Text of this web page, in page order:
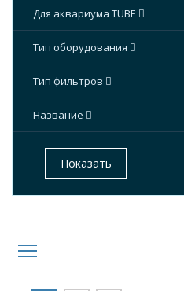
Для аквариума TUBE
Тип оборудования
Тип фильтров
Название